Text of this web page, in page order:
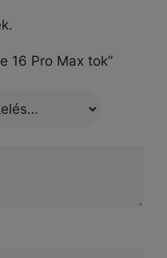
16 Pro Max tok”